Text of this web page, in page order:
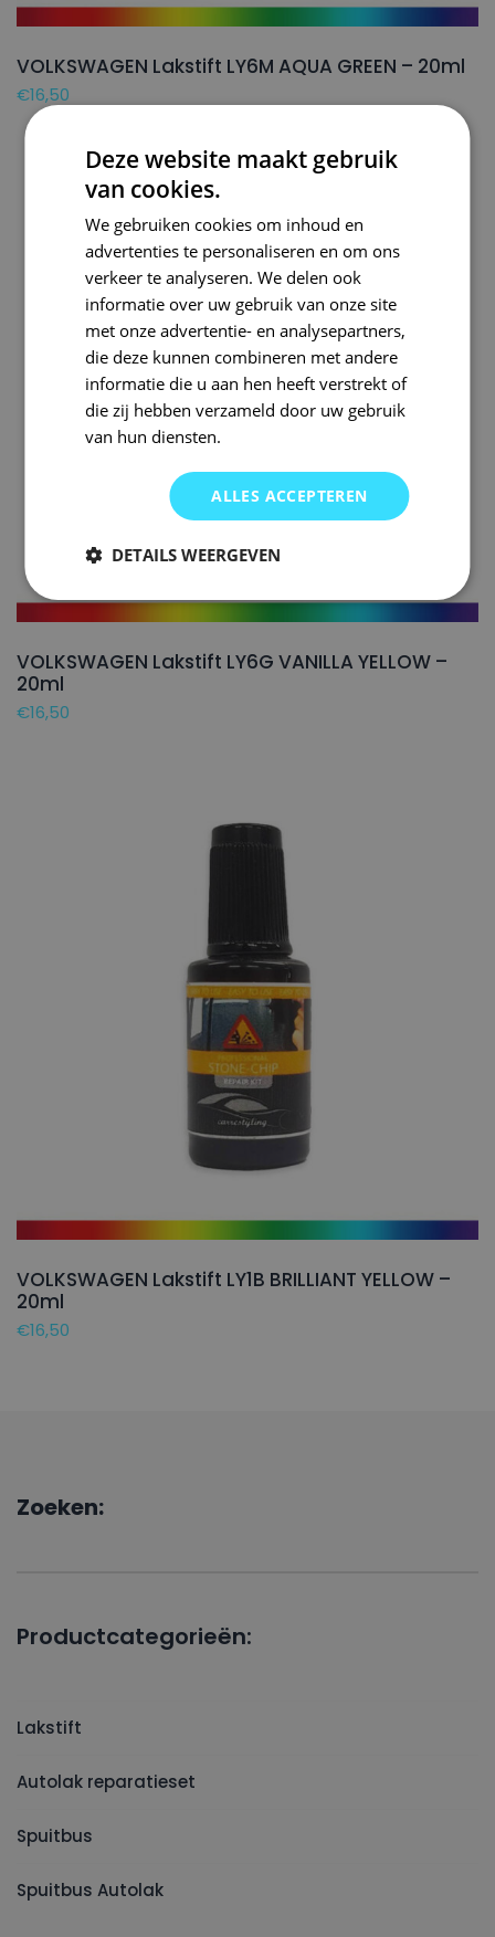
VOLKSWAGEN Lakstift LY6M AQUA GREEN – 20ml
€16,50
VOLKSWAGEN Lakstift LY6G VANILLA YELLOW –
20ml
€16,50
VOLKSWAGEN Lakstift LY1B BRILLIANT YELLOW –
20ml
€16,50
Zoeken:
Productcategorieën:
Lakstift
Autolak reparatieset
Spuitbus
Spuitbus Autolak
Deze website maakt gebruik
van cookies.
We gebruiken cookies om inhoud en
advertenties te personaliseren en om ons
verkeer te analyseren. We delen ook
informatie over uw gebruik van onze site
met onze advertentie- en analysepartners,
die deze kunnen combineren met andere
informatie die u aan hen heeft verstrekt of
die zij hebben verzameld door uw gebruik
van hun diensten.
ALLES ACCEPTEREN
DETAILS WEERGEVEN